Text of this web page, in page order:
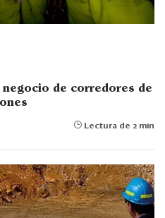
de corredores de
Lectura de 2 min